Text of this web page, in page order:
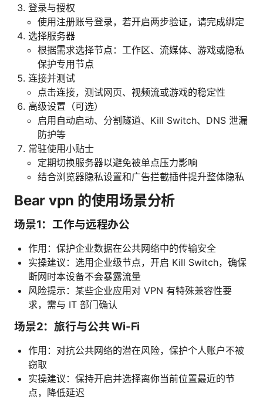
登录与授权
使用注册账号登录，若开启两步验证，请完成绑定
选择服务器
根据需求选择节点：工作区、流媒体、游戏或隐私
保护专用节点
连接并测试
点击连接，测试网页、视频流或游戏的稳定性
高级设置（可选）
启用自动启动、分割隧道、Kill Switch、DNS 泄漏
防护等
常驻使用小贴士
定期切换服务器以避免被单点压力影响
结合浏览器隐私设置和广告拦截插件提升整体隐私
Bear vpn 的使用场景分析
场景1：工作与远程办公
作用：保护企业数据在公共网络中的传输安全
实操建议：选用企业级节点，开启 Kill Switch，确保
断网时本设备不会暴露流量
风险提示：某些企业应用对 VPN 有特殊兼容性要
求，需与 IT 部门确认
场景2：旅行与公共 Wi-Fi
作用：对抗公共网络的潜在风险，保护个人账户不被
窃取
实操建议：保持开启并选择离你当前位置最近的节
点，降低延迟